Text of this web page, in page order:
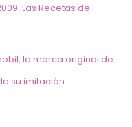
Las Recetas de
la marca original de
su imitación